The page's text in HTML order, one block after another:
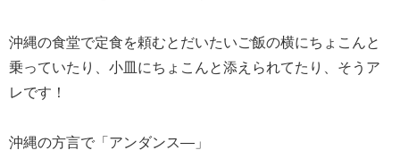
沖縄の食堂で定食を頼むとだいたいご飯の横にちょこんと
乗っていたり、小皿にちょこんと添えられてたり、そうア
レです！
沖縄の方言で「アンダンス―」